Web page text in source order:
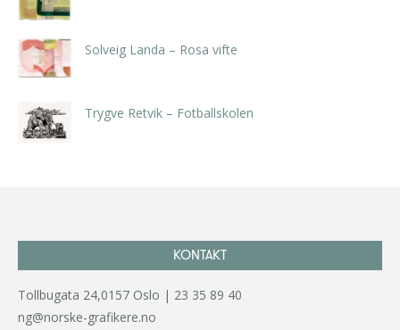
Solveig Landa – Rosa vifte
Trygve Retvik – Fotballskolen
KONTAKT
Tollbugata 24,0157 Oslo | 23 35 89 40
ng@norske-grafikere.no